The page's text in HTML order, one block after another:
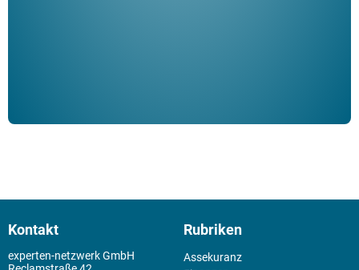
Kontakt
experten-netzwerk GmbH
Rubriken
Assekuranz